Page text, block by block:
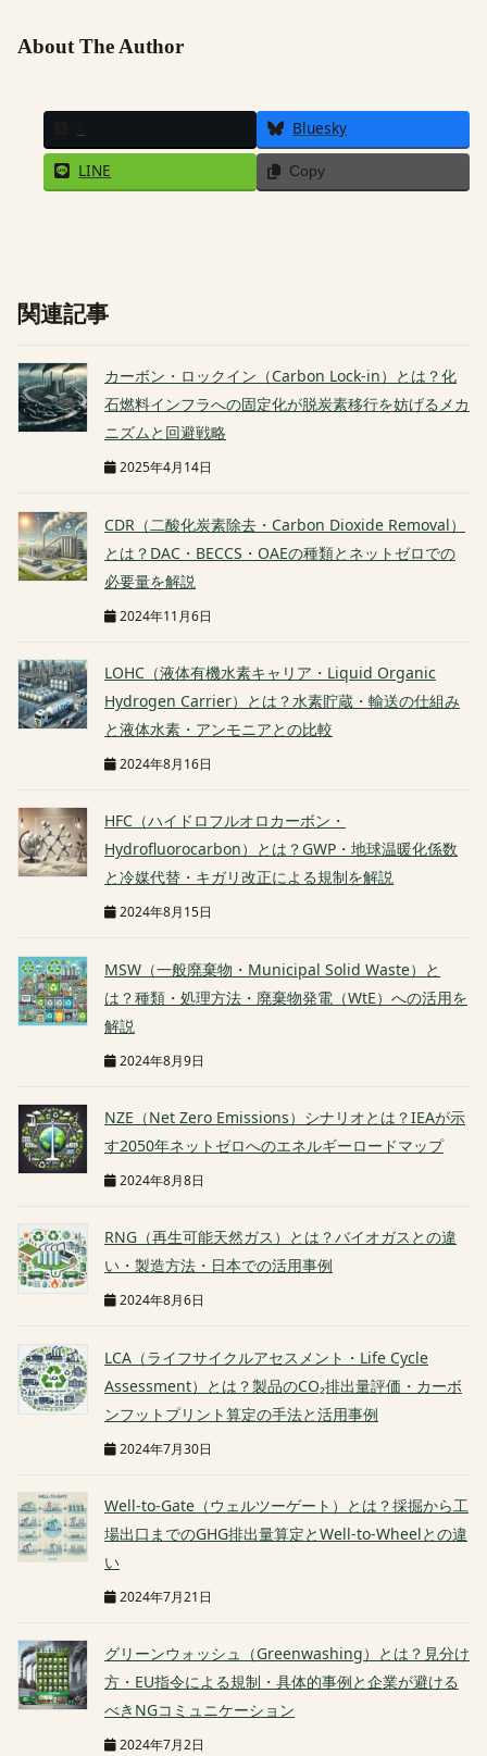
About The Author
Bluesky
LINE Copy
関連記事
カーボン・ロックイン（Carbon Lock-in）とは？化
石燃料インフラへの固定化が脱炭素移行を妨げるメカ
ニズムと回避戦略
2025年4月14日
CDR（二酸化炭素除去・Carbon Dioxide Removal）
とは？DAC・BECCS・OAEの種類とネットゼロでの
必要量を解説
2024年11月6日
LOHC（液体有機水素キャリア・Liquid Organic
Hydrogen Carrier）とは？水素貯蔵・輸送の仕組み
と液体水素・アンモニアとの比較
2024年8月16日
HFC（ハイドロフルオロカーボン・
Hydrofluorocarbon）とは？GWP・地球温暖化係数
と冷媒代替・キガリ改正による規制を解説
2024年8月15日
MSW（一般廃棄物・Municipal Solid Waste）と
は？種類・処理方法・廃棄物発電（WtE）への活用を
解説
2024年8月9日
NZE（Net Zero Emissions）シナリオとは？IEAが示
す2050年ネットゼロへのエネルギーロードマップ
2024年8月8日
RNG（再生可能天然ガス）とは？バイオガスとの違
い・製造方法・日本での活用事例
2024年8月6日
LCA（ライフサイクルアセスメント・Life Cycle
Assessment）とは？製品のCO₂排出量評価・カーボ
ンフットプリント算定の手法と活用事例
2024年7月30日
Well-to-Gate（ウェルツーゲート）とは？採掘から工
場出口までのGHG排出量算定とWell-to-Wheelとの違
い
2024年7月21日
グリーンウォッシュ（Greenwashing）とは？見分け
方・EU指令による規制・具体的事例と企業が避ける
べきNGコミュニケーション
2024年7月2日